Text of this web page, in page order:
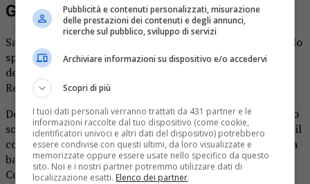
Gli altri appuntamenti
Sabato 13, ancora al cineteatro alle 20.45, sarà proposto lo
spettacolo teatrale “Amarcord di 50 anni di vita
dell’oratorio”, che vede Christian Pianori (Mae) e Giovanni
Regis (Spronta) alla regia.
Domenica 14 i festeggiamenti raggiungeranno il momento
solenne. Nella Collegiata di San Gaudenzio alle 16 si terrà il
concerto del gruppo musicale giovanile e degli allievi della
banda “Città di Varallo”, diretta dal maestro Dario
Colombo.
Pubblicità e contenuti personalizzati, misurazione
delle prestazioni dei contenuti e degli annunci,
ricerche sul pubblico, sviluppo di servizi
Archiviare informazioni su dispositivo e/o accedervi
Scopri di più
I tuoi dati personali verranno trattati da 431 partner e le
informazioni raccolte dal tuo dispositivo (come cookie,
identificatori univoci e altri dati del dispositivo) potrebbero
essere condivise con questi ultimi, da loro visualizzate e
memorizzate oppure essere usate nello specifico da questo
sito. Noi e i nostri partner potremmo utilizzare dati di
localizzazione esatti. Elenco dei partner.